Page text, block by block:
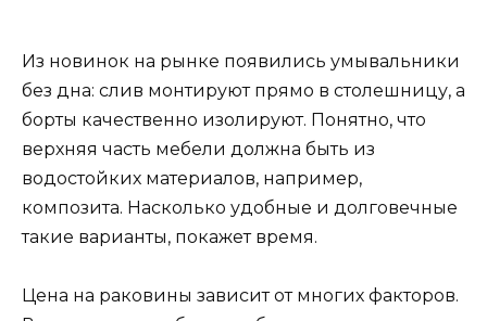
Из новинок на рынке появились умывальники
без дна: слив монтируют прямо в столешницу, а
борты качественно изолируют. Понятно, что
верхняя часть мебели должна быть из
водостойких материалов, например,
композита. Насколько удобные и долговечные
такие варианты, покажет время.
Цена на раковины зависит от многих факторов.